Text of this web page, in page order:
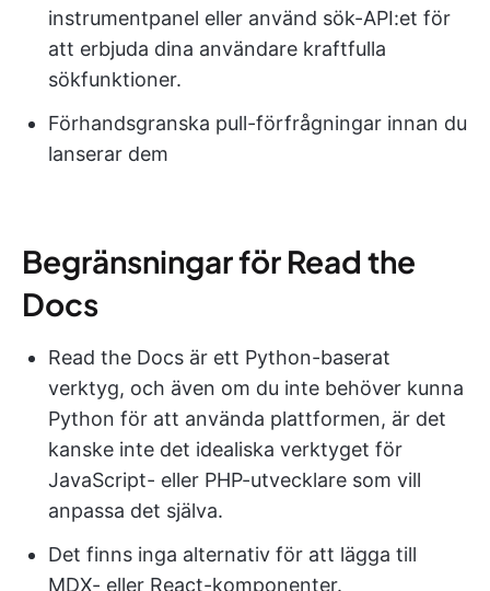
instrumentpanel eller använd sök-API:et för
att erbjuda dina användare kraftfulla
sökfunktioner.
Förhandsgranska pull-förfrågningar innan du
lanserar dem
Begränsningar för Read the
Docs
Read the Docs är ett Python-baserat
verktyg, och även om du inte behöver kunna
Python för att använda plattformen, är det
kanske inte det idealiska verktyget för
JavaScript- eller PHP-utvecklare som vill
anpassa det själva.
Det finns inga alternativ för att lägga till
MDX- eller React-komponenter.